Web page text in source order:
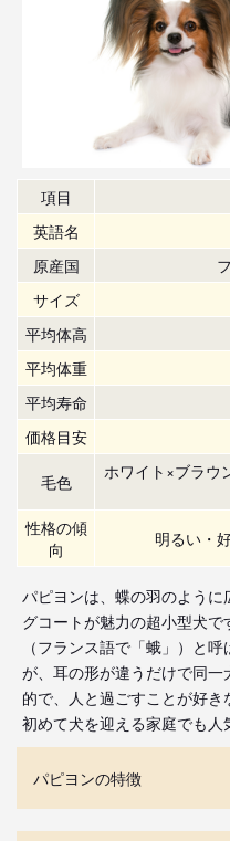
項目
英語名
原産国
サイズ
平均体高
平均体重
平均寿命
価格目安
毛色
ホワイト×ブラウ
性格の傾
向
明るい・
パピヨンは、蝶の羽のよう
グコートが魅力の超小型犬で
（フランス語で「蛾」）と
が、耳の形が違うだけで同
的で、人と過ごすことが好き
初めて犬を迎える家庭でも人
パピヨンの特徴